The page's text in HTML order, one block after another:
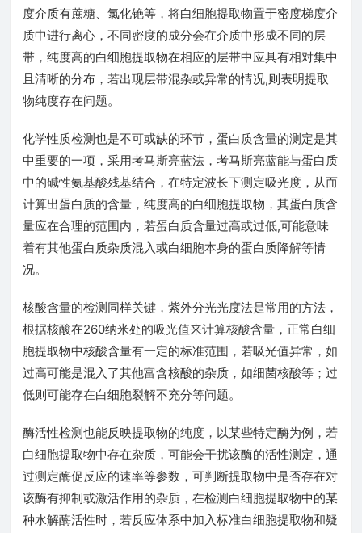
度介质有蔗糖、氯化铯等，将白细胞提取物置于密度梯度介
质中进行离心，不同密度的成分会在介质中形成不同的层
带，纯度高的白细胞提取物在相应的层带中应具有相对集中
且清晰的分布，若出现层带混杂或异常的情况,则表明提取
物纯度存在问题。
化学性质检测也是不可或缺的环节，蛋白质含量的测定是其
中重要的一项，采用考马斯亮蓝法，考马斯亮蓝能与蛋白质
中的碱性氨基酸残基结合，在特定波长下测定吸光度，从而
计算出蛋白质的含量，纯度高的白细胞提取物，其蛋白质含
量应在合理的范围内，若蛋白质含量过高或过低,可能意味
着有其他蛋白质杂质混入或白细胞本身的蛋白质降解等情
况。
核酸含量的检测同样关键，紫外分光光度法是常用的方法，
根据核酸在260纳米处的吸光值来计算核酸含量，正常白细
胞提取物中核酸含量有一定的标准范围，若吸光值异常，如
过高可能是混入了其他富含核酸的杂质，如细菌核酸等；过
低则可能存在白细胞裂解不充分等问题。
酶活性检测也能反映提取物的纯度，以某些特定酶为例，若
白细胞提取物中存在杂质，可能会干扰该酶的活性测定，通
过测定酶促反应的速率等参数，可判断提取物中是否存在对
该酶有抑制或激活作用的杂质，在检测白细胞提取物中的某
种水解酶活性时，若反应体系中加入标准白细胞提取物和疑